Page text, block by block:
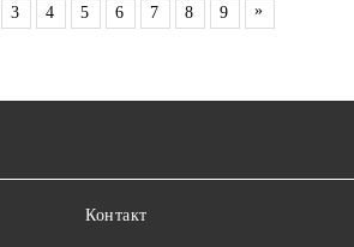
3 4 5 6 7 8 9 »
Контакт